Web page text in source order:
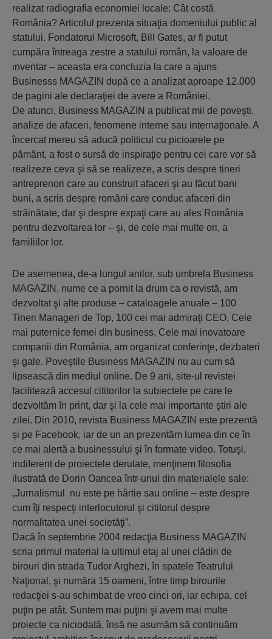
realizat radiografia economiei locale: Cât costă
România? Articolul prezenta situaţia domeniului public al
statului. Fondatorul Microsoft, Bill Gates, ar fi putut
cumpăra întreaga zestre a statului român, la valoare de
inventar – aceasta era concluzia la care a ajuns
Businesss MAGAZIN după ce a analizat aproape 12.000
de pagini ale declaraţiei de avere a României.
De atunci, Business MAGAZIN a publicat mii de poveşti,
analize de afaceri, fenomene interne sau internaţionale. A
încercat mereu să aducă politicul cu picioarele pe
pământ, a fost o sursă de inspiraţie pentru cei care vor să
realizeze ceva şi să se realizeze, a scris despre tineri
antreprenori care au construit afaceri şi au făcut bani
buni, a scris despre români care conduc afaceri din
străinătate, dar şi despre expaţi care au ales România
pentru dezvoltarea lor – şi, de cele mai multe ori, a
familiilor lor.
De asemenea, de-a lungul anilor, sub umbrela Business
MAGAZIN, nume ce a pornit la drum ca o revistă, am
dezvoltat şi alte produse – cataloagele anuale – 100
Tineri Manageri de Top, 100 cei mai admiraţi CEO, Cele
mai puternice femei din business, Cele mai inovatoare
companii din România, am organizat conferinţe, dezbateri
şi gale. Poveştile Business MAGAZIN nu au cum să
lipsească din mediul online. De 9 ani, site-ul revistei
facilitează accesul cititorilor la subiectele pe care le
dezvoltăm în print, dar şi la cele mai importante ştiri ale
zilei. Din 2010, revista Business MAGAZIN este prezentă
şi pe Facebook, iar de un an prezentăm lumea din ce în
ce mai alertă a businessului şi în formate video. Totuşi,
indiferent de proiectele derulate, menţinem filosofia
ilustrată de Dorin Oancea într-unul din materialele sale:
„Jurnalismul nu este pe hârtie sau online – este despre
cum îţi respecţi interlocutorul şi cititorul despre
normalitatea unei societăţi”.
Dacă în septembrie 2004 redacţia Business MAGAZIN
scria primul material la ultimul etaj al unei clădiri de
birouri din strada Tudor Arghezi, în spatele Teatrului
Naţional, şi număra 15 oameni, între timp birourile
redacţiei s-au schimbat de vreo cinci ori, iar echipa, cel
puţin pe atât. Suntem mai puţini şi avem mai multe
proiecte ca niciodată, însă ne asumăm să continuăm